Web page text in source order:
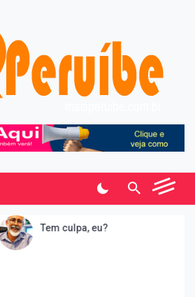
sobre a cidade de Peruíbe, São
Paulo.
Tem culpa, eu?